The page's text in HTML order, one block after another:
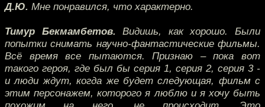
Д.Ю. Мне понравился, что характерно.
Тимур Бекмамбетов. Видишь, как хорошо. Были
попытки снимать научно-фантастические фильмы.
Всё время все пытаются. Признаю – пока вот
такого героя, где был бы серия 1, серия 2, серия 3 -
и люди ждут, когда же будет следующая, фильм с
этим персонажем, которого я люблю и я хочу быть